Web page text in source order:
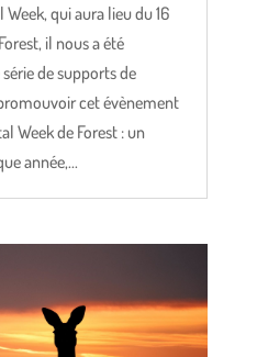
Week, qui aura lieu du 16
il nous a été
de supports de
cet évènement
Week de Forest : un
année,...